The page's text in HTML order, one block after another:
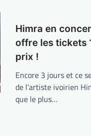
Himra en
offre les tickets
prix !
Encore 3 jours et ce
de l’artiste ivoirien
que le plus…